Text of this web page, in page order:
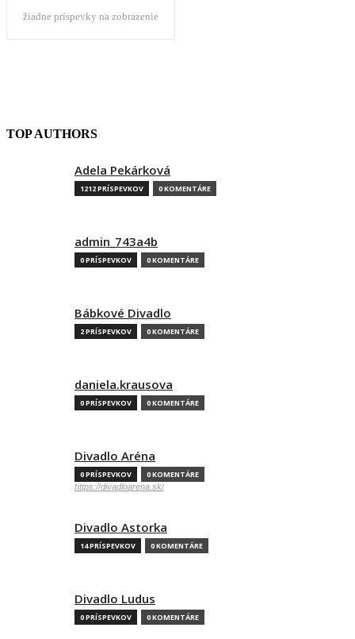
žiadne príspevky na zobrazenie
TOP AUTHORS
Adela Pekárková
1212 PRÍSPEVKOV 0 KOMENTÁRE
admin_743a4b
0 PRÍSPEVKOV 0 KOMENTÁRE
Bábkové Divadlo
2 PRÍSPEVKOV 0 KOMENTÁRE
daniela.krausova
0 PRÍSPEVKOV 0 KOMENTÁRE
Divadlo Aréna
0 PRÍSPEVKOV 0 KOMENTÁRE
https://divadloarena.sk/
Divadlo Astorka
14 PRÍSPEVKOV 0 KOMENTÁRE
Divadlo Ludus
0 PRÍSPEVKOV 0 KOMENTÁRE